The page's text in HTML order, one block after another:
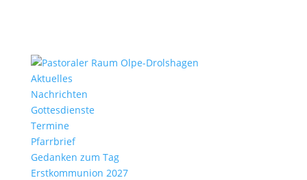
Aktu­elles
Nach­richten
Gottes­dienste
Termine
Pfarr­brief
Gedanken zum Tag
Erst­kom­mu­nion 2027